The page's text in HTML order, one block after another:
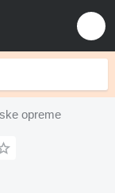
opreme